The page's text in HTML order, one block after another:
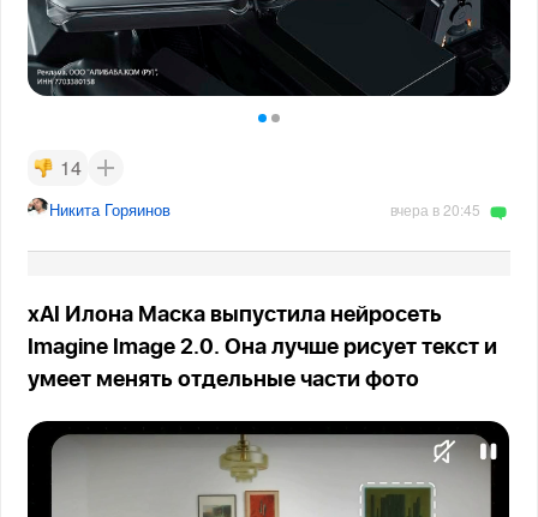
14
Никита Горяинов вчера в 20:45
xAI Илона Маска выпустила нейросеть
Imagine Image 2.0. Она лучше рисует текст и
умеет менять отдельные части фото